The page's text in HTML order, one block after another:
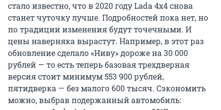
стало известно, что в 2020 году Lada 4x4 снова
станет чуточку лучше. Подробностей пока нет, но
по традиции изменения будут точечными. И
цены наверняка вырастут. Например, в этот раз
обновление сделало «Ниву» дороже на 30 000
рублей — то есть теперь базовая трехдверная
версия стоит минимум 553 900 рублей,
пятидверка — без малого 600 тысяч. Сэкономить
можно, выбрав подержанный автомобиль: